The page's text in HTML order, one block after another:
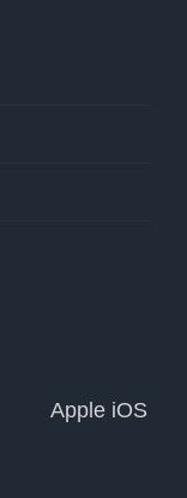
Apple iOS